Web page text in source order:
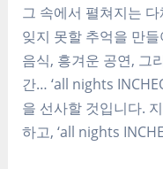
그 속에서 펼쳐지는
잊지 못할 추억을 만
음식, 흥겨운 공연, 그
간… ‘all nights
을 선사할 것입니다.
하고, ‘all nights